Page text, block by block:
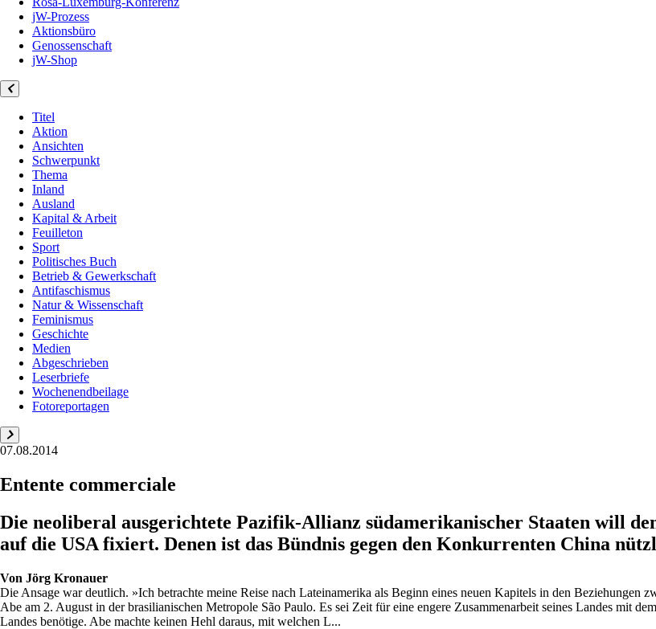
jW-Prozess
Aktionsbüro
Genossenschaft
jW-Shop
Titel
Aktion
Ansichten
Schwerpunkt
Thema
Inland
Ausland
Kapital & Arbeit
Feuilleton
Sport
Politisches Buch
Betrieb & Gewerkschaft
Antifaschismus
Natur & Wissenschaft
Feminismus
Geschichte
Medien
Abgeschrieben
Leserbriefe
Wochenendbeilage
Fotoreportagen
07.08.2014
Entente commerciale
Die neoliberal ausgerichtete Pazifik-Allianz südamerikanischer Staaten will
auf die USA fixiert. Denen ist das Bündnis gegen den Konkurrenten China
Von Jörg Kronauer
Die Ansage war deutlich. »Ich betrachte meine Reise nach Lateinamerika als Beginn eines neuen Kapitels in den Beziehungen
Abe am 2. August in der brasilianischen Metropole São Paulo. Es sei Zeit für eine engere Zusammenarbeit seines Landes mit
Landes benötige. Abe machte keinen Hehl daraus, mit welchen L...